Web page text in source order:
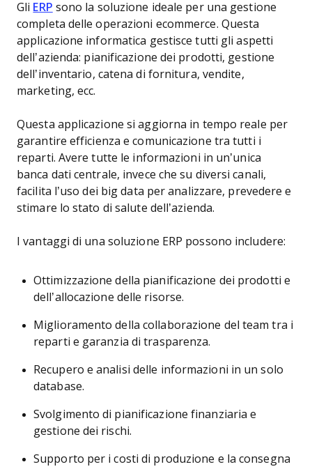
Gli ERP sono la soluzione ideale per una gestione
completa delle operazioni ecommerce. Questa
applicazione informatica gestisce tutti gli aspetti
dell’azienda: pianificazione dei prodotti, gestione
dell’inventario, catena di fornitura, vendite,
marketing, ecc.
Questa applicazione si aggiorna in tempo reale per
garantire efficienza e comunicazione tra tutti i
reparti. Avere tutte le informazioni in un’unica
banca dati centrale, invece che su diversi canali,
facilita l’uso dei big data per analizzare, prevedere e
stimare lo stato di salute dell’azienda.
I vantaggi di una soluzione ERP possono includere:
Ottimizzazione della pianificazione dei prodotti e
dell’allocazione delle risorse.
Miglioramento della collaborazione del team tra i
reparti e garanzia di trasparenza.
Recupero e analisi delle informazioni in un solo
database.
Svolgimento di pianificazione finanziaria e
gestione dei rischi.
Supporto per i costi di produzione e la consegna